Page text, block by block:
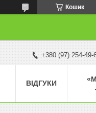
Кошик
+380 (97) 254-49-
ВІДГУКИ